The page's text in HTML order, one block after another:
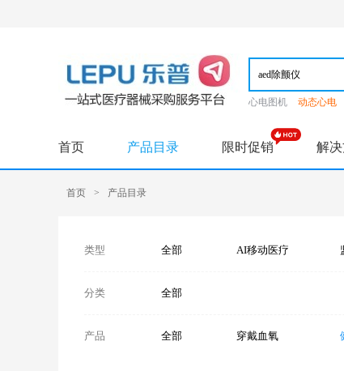
心电图机 动态心电
首页 产品目录 限时促销 解
首页 > 产品目录
类型 全部 AI移动医疗
分类 全部
产品 全部 穿戴血氧